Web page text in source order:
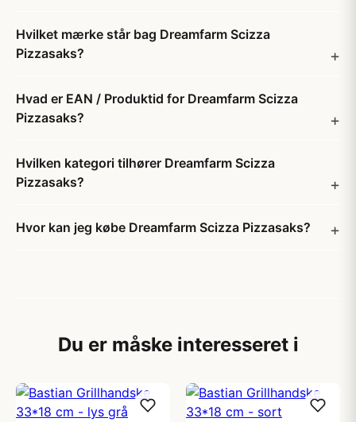
Hvilket mærke står bag Dreamfarm Scizza
Pizzasaks?
Hvad er EAN / Produktid for Dreamfarm Scizza
Pizzasaks?
Hvilken kategori tilhører Dreamfarm Scizza
Pizzasaks?
Hvor kan jeg købe Dreamfarm Scizza Pizzasaks?
Du er måske interesseret i